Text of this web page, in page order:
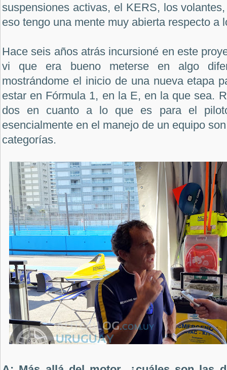
suspensiones activas, el KERS, los
eso tengo una mente muy abierta respecto a
Hace seis años atrás incursioné en este
vi que era bueno meterse en algo
mostrándome el inicio de una nueva etapa
estar en Fórmula 1, en la E, en la que sea.
dos en cuanto a lo que es para el
esencialmente en el manejo de un equipo
categorías.